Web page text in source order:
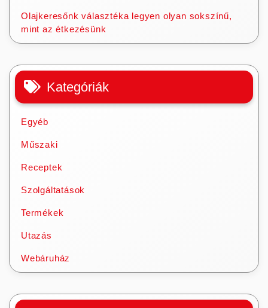
Olajkeresőnk választéka legyen olyan sokszínű,
mint az étkezésünk
Kategóriák
Egyéb
Műszaki
Receptek
Szolgáltatások
Termékek
Utazás
Webáruház